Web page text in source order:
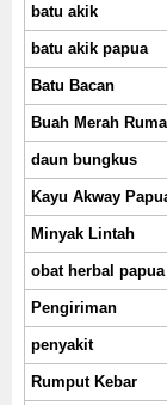
batu akik
batu akik papua
Batu Bacan
Buah Merah
daun bungkus
Kayu Akway
Minyak Lintah
obat herbal papua
Pengiriman
penyakit
Rumput Kebar